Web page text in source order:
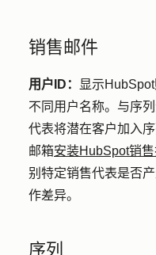
销售邮件
用户ID：
显示
不同用户名称。与序
代表将潜在客户加入
邮箱安装HubSpot销
别特定销售代表是否
作差异。
序列